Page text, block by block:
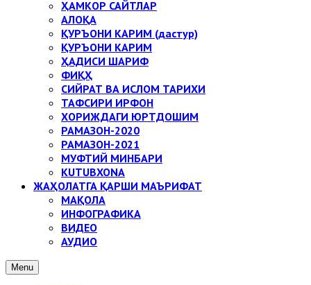
ҲАМКОР САЙТЛАР
АЛОҚА
ҚУРЪОНИ КАРИМ (дастур)
ҚУРЪОНИ КАРИМ
ҲАДИСИ ШАРИФ
ФИҚҲ
СИЙРАТ ВА ИСЛОМ ТАРИХИ
ТАФСИРИ ИРФОН
ХОРИЖДАГИ ЮРТДОШИМ
РАМАЗОН-2020
РАМАЗОН-2021
МУФТИЙ МИНБАРИ
KUTUBXONA
ЖАҲОЛАТГА ҚАРШИ МАЪРИФАТ
МАҚОЛА
ИНФОГРАФИКА
ВИДЕО
АУДИО
Menu